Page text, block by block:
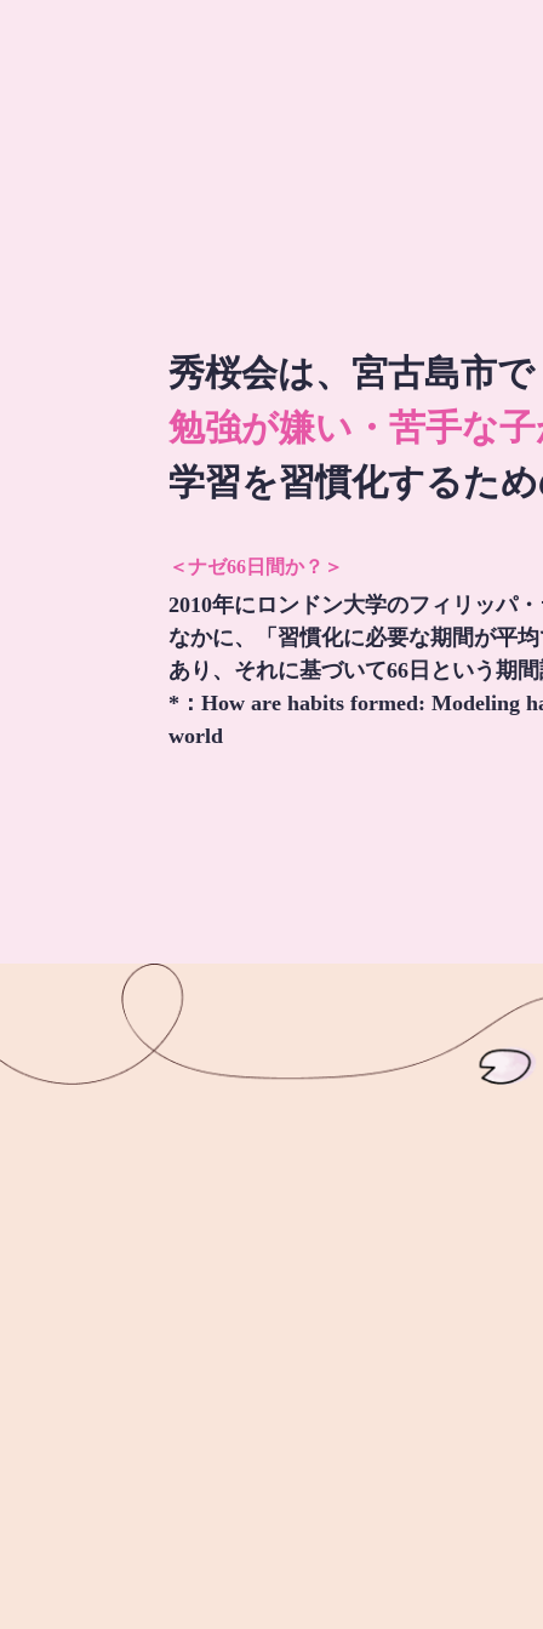
秀桜会は、宮古島市で
勉強が嫌い・苦手な
学習を習慣化するた
＜ナゼ66日間か？＞
2010年にロンドン大学のフィリッパ
なかに、「習慣化に必要な期間が平
あり、それに基づいて66日という期
*：How are habits formed: Modeling
world